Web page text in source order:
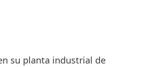
su planta industrial de